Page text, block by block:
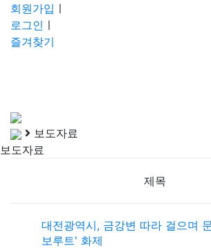
회원가입 ㅣ
로그인 ㅣ
즐겨찾기
인
ㅣ
즐
보도자료
보도자료
제목
대전광역시, 금강변 따라 걸으며
보루트' 화제